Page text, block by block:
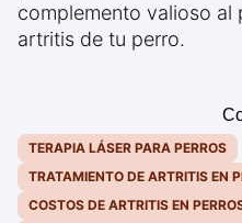
complemento valioso al
artritis de tu perro.
TERAPIA LÁSER PARA PERROS
TRATAMIENTO DE ARTRITIS EN
COSTOS DE ARTRITIS EN